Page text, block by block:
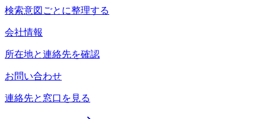
検索意図ごとに整理する
会社情報
所在地と連絡先を確認
お問い合わせ
連絡先と窓口を見る